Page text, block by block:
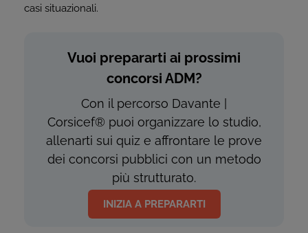
casi situazionali.
Vuoi prepararti ai prossimi
concorsi ADM?
Con il percorso Davante |
Corsicef® puoi organizzare lo studio,
allenarti sui quiz e affrontare le prove
dei concorsi pubblici con un metodo
più strutturato.
INIZIA A PREPARARTI